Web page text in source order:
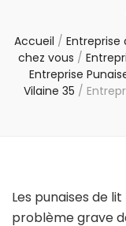
Accueil /
chez vous /
Entreprise
Vilaine 35 /
Les punaises de
problème grave